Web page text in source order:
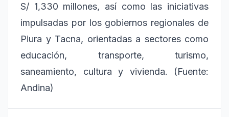
S/ 1,330 millones, así como las iniciativas
impulsadas por los gobiernos regionales de
Piura y Tacna, orientadas a sectores como
educación, transporte, turismo,
saneamiento, cultura y vivienda. (Fuente:
Andina)